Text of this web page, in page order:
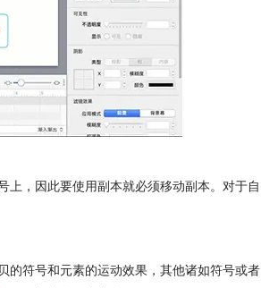
上，因此要使用副本就必须移动副本。对于自
的符号和元素的运动效果，其他诸如符号或者